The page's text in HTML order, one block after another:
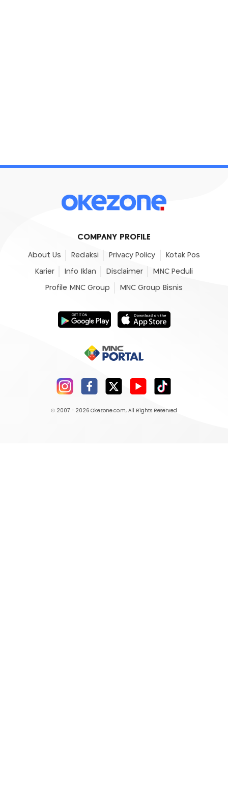
COMPANY PROFILE
About Us Redaksi Privacy Policy Kotak Pos
Karier Info Iklan Disclaimer MNC Peduli
Profile MNC Group MNC Group Bisnis
© 2007 - 2026 Okezone.com, All Rights Reserved